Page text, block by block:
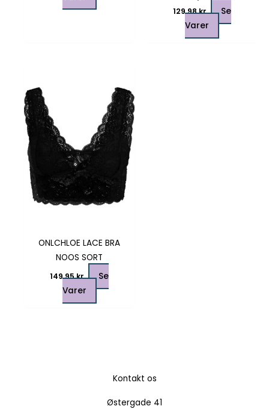
129,98kr.
Se
Varer
ONLCHLOE LACE BRA
NOOS SORT
149,95kr.
Se
Varer
flere
varianter.
Mulighederne
vælges
på
varesiden
Kontakt os
Østergade 41